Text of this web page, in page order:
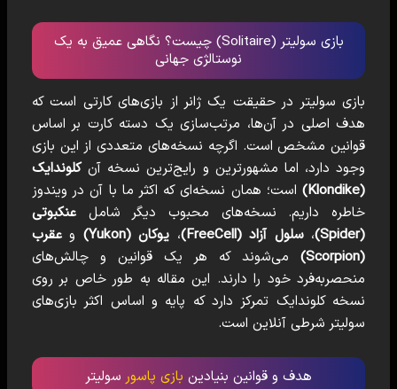
بازی سولیتر (Solitaire) چیست؟ نگاهی عمیق به یک
نوستالژی جهانی
بازی سولیتر در حقیقت یک ژانر از بازی‌های کارتی است که
هدف اصلی در آن‌ها، مرتب‌سازی یک دسته کارت بر اساس
قوانین مشخص است. اگرچه نسخه‌های متعددی از این بازی
وجود دارد، اما مشهورترین و رایج‌ترین نسخه آنکلوندایک
(Klondike)
است؛ همان نسخه‌ای که اکثر ما با آن در ویندوز
خاطره داریم. نسخه‌های محبوب دیگر شاملعنکبوتی
(Spider)
،سلول آزاد (FreeCell) ، یوکان (Yukon) وعقرب
(Scorpion)
می‌شوند که هر یک قوانین و چالش‌های
منحصربه‌فرد خود را دارند. این مقاله به طور خاص بر روی
نسخه کلوندایک تمرکز دارد که پایه و اساس اکثر بازی‌های
سولیتر شرطی آنلاین است.
هدف و قوانین بنیادین بازی پاسور سولیتر